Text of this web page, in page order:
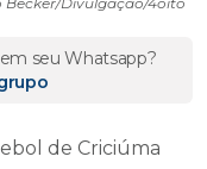
seu Whatsapp?
de Criciúma